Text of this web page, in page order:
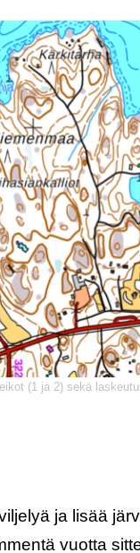
(1 ja 2) sekä
ja lisää
vuotta